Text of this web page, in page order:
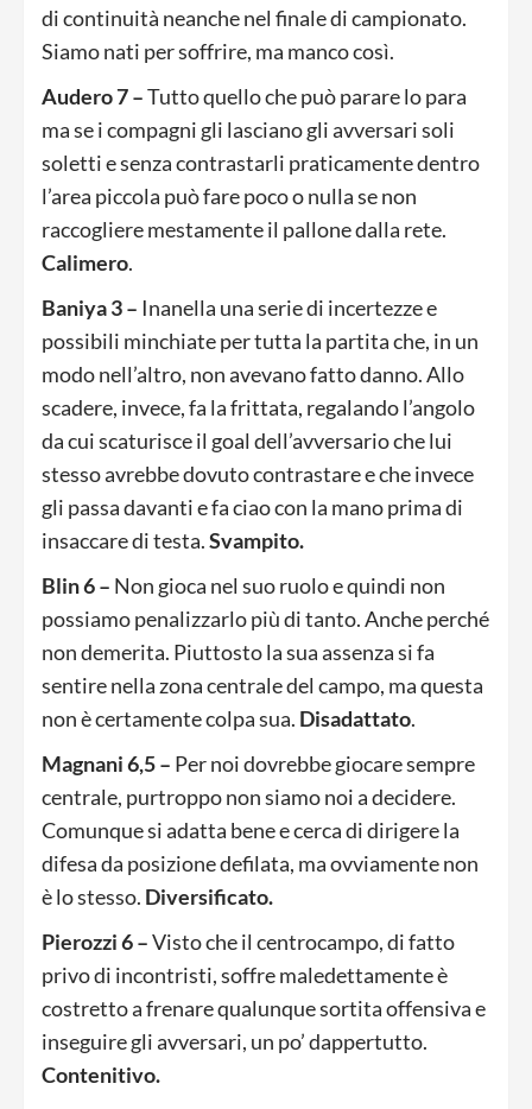
di continuità neanche nel finale di campionato.
Siamo nati per soffrire, ma manco così.
Audero 7 –Tutto quello che può parare lo para
ma se i compagni gli lasciano gli avversari soli
soletti e senza contrastarli praticamente dentro
l’area piccola può fare poco o nulla se non
raccogliere mestamente il pallone dalla rete.
Calimero.
Baniya 3 – Inanella una serie di incertezze e
possibili minchiate per tutta la partita che, in un
modo nell’altro, non avevano fatto danno. Allo
scadere, invece, fa la frittata, regalando l’angolo
da cui scaturisce il goal dell’avversario che lui
stesso avrebbe dovuto contrastare e che invece
gli passa davanti e fa ciao con la mano prima di
insaccare di testa.Svampito.
Blin 6 – Non gioca nel suo ruolo e quindi non
possiamo penalizzarlo più di tanto. Anche perché
non demerita. Piuttosto la sua assenza si fa
sentire nella zona centrale del campo, ma questa
non è certamente colpa sua. Disadattato.
Magnani 6,5 – Per noi dovrebbe giocare sempre
centrale, purtroppo non siamo noi a decidere.
Comunque si adatta bene e cerca di dirigere la
difesa da posizione defilata, ma ovviamente non
è lo stesso. Diversificato.
Pierozzi 6 –Visto che il centrocampo, di fatto
privo di incontristi, soffre maledettamente è
costretto a frenare qualunque sortita offensiva e
inseguire gli avversari, un po’ dappertutto.
Contenitivo.